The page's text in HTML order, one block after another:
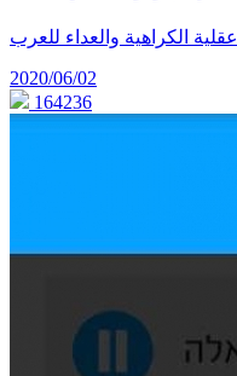
الكراهية والعداء للعرب
2020/06/02
164236